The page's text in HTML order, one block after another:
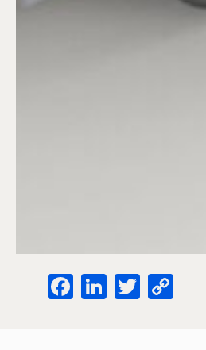
Facebook
LinkedIn
Twitter